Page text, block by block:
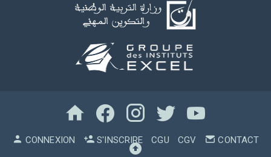
CONNEXION S'INSCRIRE CGU CGV CONTACT